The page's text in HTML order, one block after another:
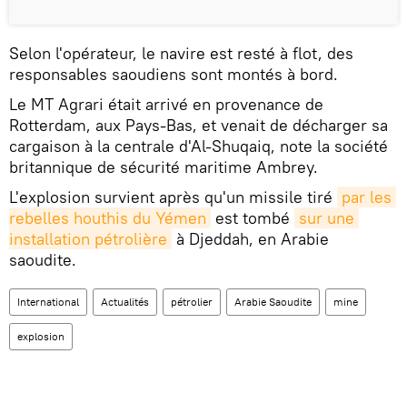
Selon l'opérateur, le navire est resté à flot, des
responsables saoudiens sont montés à bord.
Le MT Agrari était arrivé en provenance de
Rotterdam, aux Pays-Bas, et venait de décharger sa
cargaison à la centrale d'Al-Shuqaiq, note la société
britannique de sécurité maritime Ambrey.
L'explosion survient après qu'un missile tiré par les
rebelles houthis du Yémen est tombé sur une
installation pétrolière à Djeddah, en Arabie
saoudite.
International Actualités pétrolier Arabie Saoudite mine
explosion